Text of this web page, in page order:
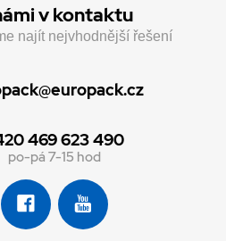
v kontaktu
najít nejvhodnější řešení
469 623 490
po-pá 7-15 hod